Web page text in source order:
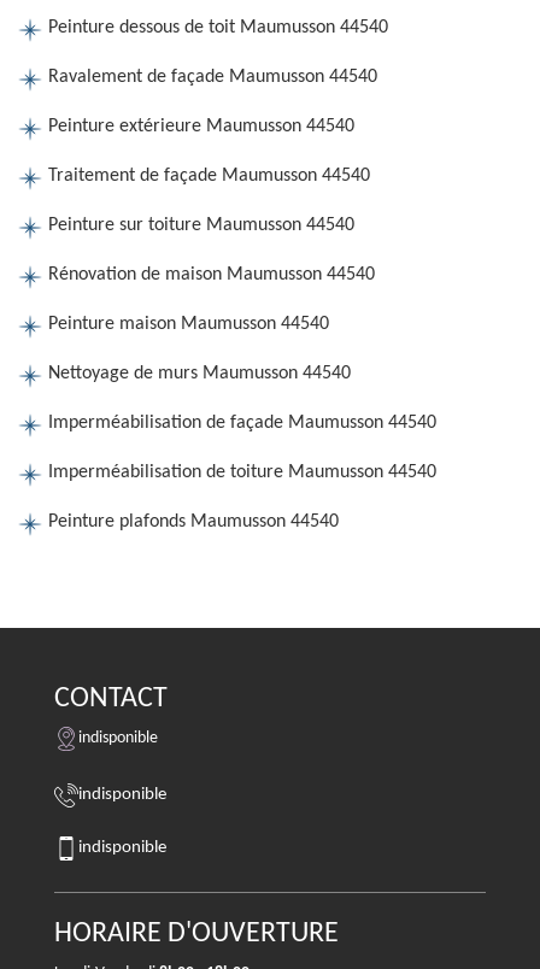
Peinture dessous de toit Maumusson 44540
Ravalement de façade Maumusson 44540
Peinture extérieure Maumusson 44540
Traitement de façade Maumusson 44540
Peinture sur toiture Maumusson 44540
Rénovation de maison Maumusson 44540
Peinture maison Maumusson 44540
Nettoyage de murs Maumusson 44540
Imperméabilisation de façade Maumusson 44540
Imperméabilisation de toiture Maumusson 44540
Peinture plafonds Maumusson 44540
CONTACT
indisponible
indisponible
indisponible
HORAIRE D'OUVERTURE